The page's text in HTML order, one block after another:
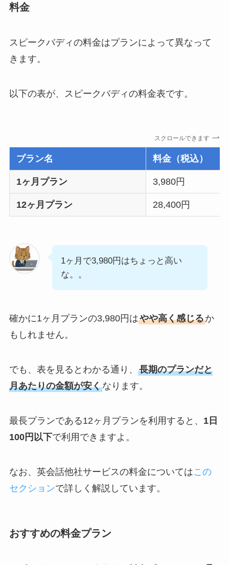
料金
スピークバディの料金はプランによって異なって
きます。
以下の表が、スピークバディの料金表です。
スクロールできます
プラン名 料金（税込）
1ヶ月プラン 3,980円
12ヶ月プラン 28,400円
1ヶ月で3,980円はちょっと高い
な。。
確かに1ヶ月プランの3,980円はやや高く感じるか
もしれません。
でも、表を見るとわかる通り、 長期のプランだと
月あたりの金額が安くなります。
最長プランである12ヶ月プランを利用すると、 1日
100円以下で利用できますよ。
なお、英会話他社サービスの料金についてはこの
セクションで詳しく解説しています。
おすすめの料金プラン